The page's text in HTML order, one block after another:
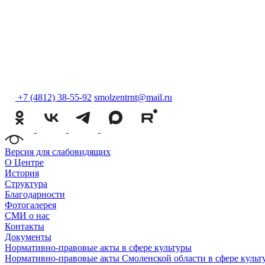
+7 (4812) 38-55-92 smolzentrnt@mail.ru
Версия для слабовидящих
О Центре
История
Структура
Благодарности
Фотогалерея
СМИ о нас
Контакты
Документы
Нормативно-правовые акты в сфере культуры
Нормативно-правовые акты Смоленской области в сфере